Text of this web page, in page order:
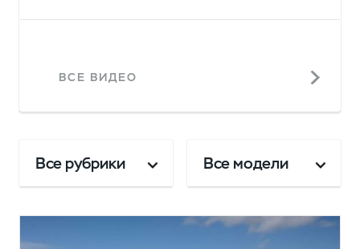
ВСЕ ВИДЕО
Все рубрики Все модели